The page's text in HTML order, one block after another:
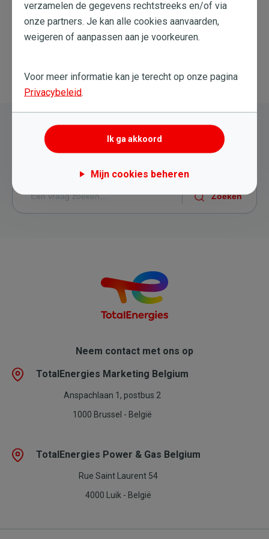
Dit artikel heeft me niet geholpen
Terug naar overzicht
Nog steeds hulp nodig?
Neem contact met ons op
TotalEnergies Marketing Belgium
Anspachlaan 1, postbus 2
1000 Brussel - België
TotalEnergies Power & Gas Belgium
Rue Saint Laurent 54
4000 Luik - België
verzamelen de gegevens rechtstreeks en/of via
onze partners. Je kan alle cookies aanvaarden,
weigeren of aanpassen aan je voorkeuren.
Voor meer informatie kan je terecht op onze pagina
Privacybeleid.
Ik ga akkoord
Mijn cookies beheren